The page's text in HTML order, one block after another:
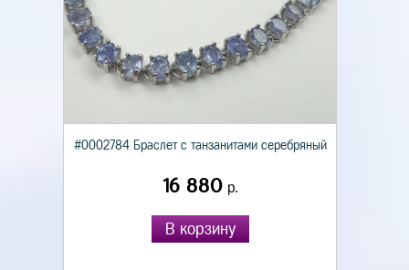
#0002784 Браслет с танзанитами серебряный
16 880р.
В корзину